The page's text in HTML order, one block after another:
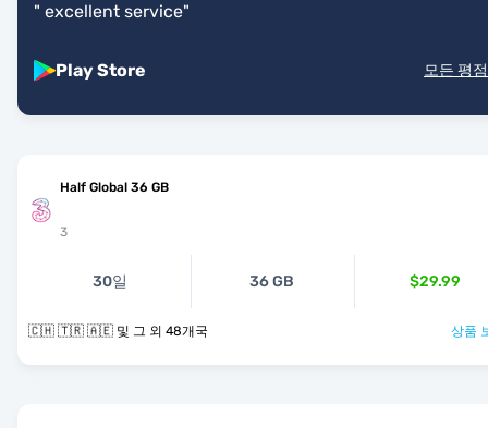
" excellent service"
Play Store 모든 평
Half Global 36 GB
3
30일 36 GB $29.99
🇨🇭 🇹🇷 🇦🇪 및 그 외 48개국 상품